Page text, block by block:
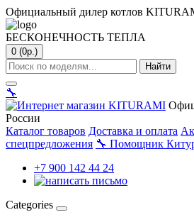
Официальный дилер котлов
БЕСКОНЕЧНОСТЬ ТЕПЛА
0 (0р.)
Найти
🔧
России
Каталог товаров Доставка и оплата
спецпредложения 🔧 Помощник
+7 900 142 44 24
Categories